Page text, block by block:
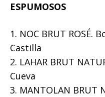
ESPUMOSOS
1. NOC BRUT ROSÉ.
Castilla
2. LAHAR BRUT
Cueva
3. MANTOLAN BRUT